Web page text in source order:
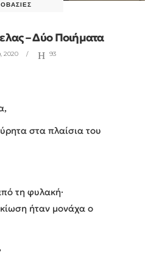
– Δύο Ποιήματα
2020 93
στα πλαίσια του
τη φυλακή·
ήταν μονάχα ο